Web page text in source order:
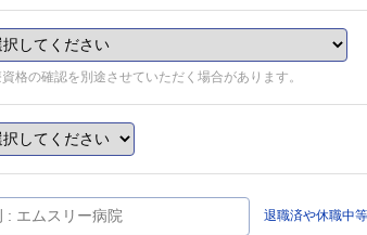
格の確認を別途させていただく場合があります。
退職済や休職中